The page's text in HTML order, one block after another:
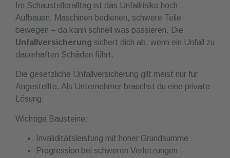
Im Schaustelleralltag ist das Unfallrisiko hoch:
Aufbauen, Maschinen bedienen, schwere Teile
bewegen – da kann schnell was passieren. Die
Unfallversicherung sichert dich ab, wenn ein Unfall zu
dauerhaften Schäden führt.
Die gesetzliche Unfallversicherung gilt meist nur für
Angestellte. Als Unternehmer brauchst du eine private
Lösung.
Wichtige Bausteine:
Invaliditätsleistung mit hoher Grundsumme
Progression bei schweren Verletzungen